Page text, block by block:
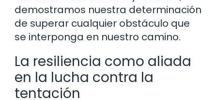
demostramos nuestra determinación
de superar cualquier obstáculo que
se interponga en nuestro camino.
La resiliencia como aliada
en la lucha contra la
tentación